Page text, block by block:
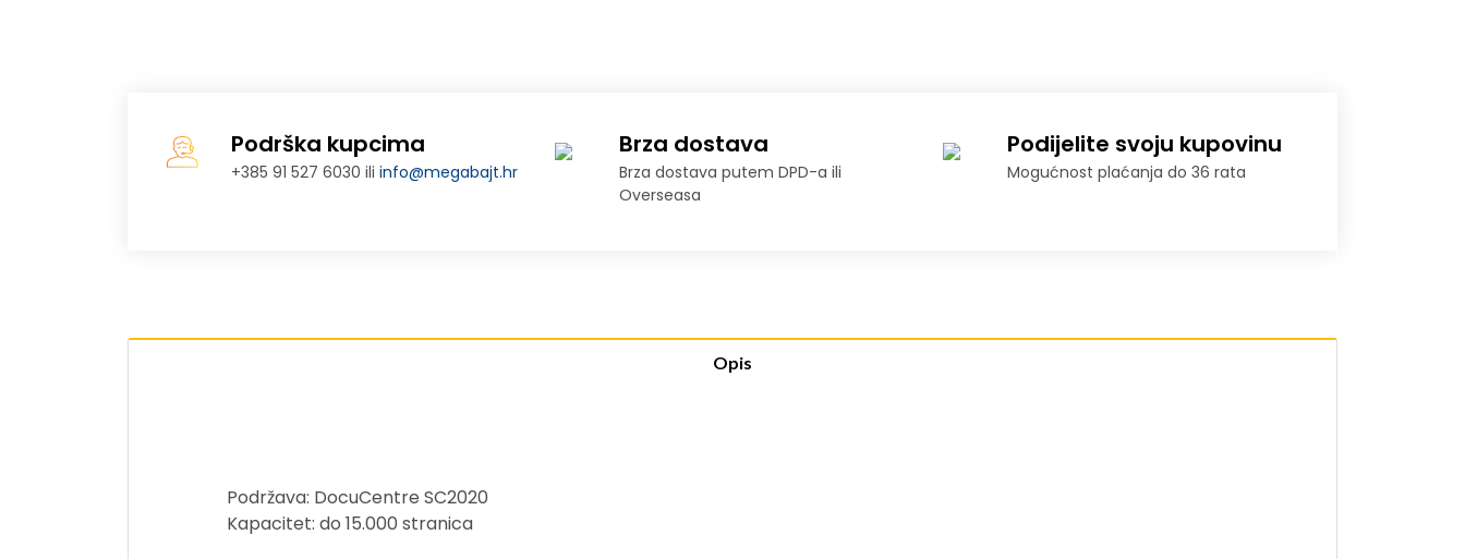
Podrška kupcima
+385 91 527 6030 iliinfo@megabajt.hr
Brza dostava
Brza dostava putem DPD-a ili
Overseasa
Podijelite svoju kupovinu
Mogućnost plaćanja do 36 rata
Opis
Podržava: DocuCentre SC2020
Kapacitet: do 15.000 stranica